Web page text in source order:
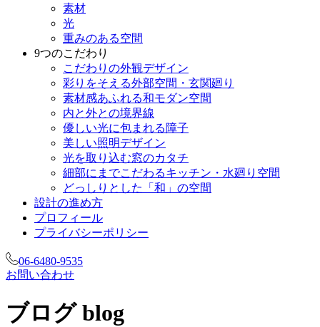
素材
光
重みのある空間
9つのこだわり
こだわりの外観デザイン
彩りをそえる外部空間・玄関廻り
素材感あふれる和モダン空間
内と外との境界線
優しい光に包まれる障子
美しい照明デザイン
光を取り込む窓のカタチ
細部にまでこだわるキッチン・水廻り空間
どっしりとした「和」の空間
設計の進め方
プロフィール
プライバシーポリシー
06-6480-9535
お問い合わせ
ブログ blog